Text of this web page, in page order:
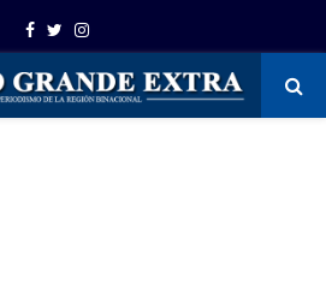
Facebook
TwitterInstagram